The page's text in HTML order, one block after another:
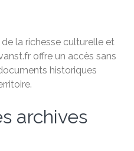
la richesse culturelle et
offre un accès sans
historiques
archives